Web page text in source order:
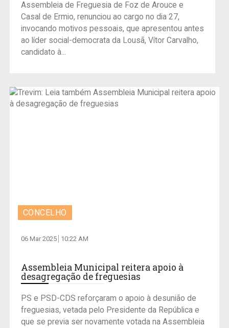
Assembleia de Freguesia de Foz de Arouce e
Casal de Ermio, renunciou ao cargo no dia 27,
invocando motivos pessoais, que apresentou antes
ao líder social-democrata da Lousã, Vítor Carvalho,
candidato à...
CONCELHO
06 Mar 2025 10:22 AM
Assembleia Municipal reitera apoio à
desagregação de freguesias
PS e PSD-CDS reforçaram o apoio à desunião de
freguesias, vetada pelo Presidente da República e
que se previa ser novamente votada na Assembleia